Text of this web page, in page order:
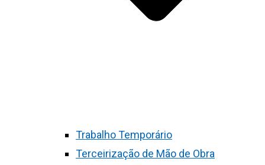
Trabalho Temporário
Terceirização de Mão de Obra